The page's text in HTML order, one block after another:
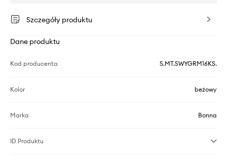
Szczegóły produktu
Dane produktu
Kod producenta S.MT.SWYGRM16KS.
Kolor beżowy
Marka Bonna
ID Produktu